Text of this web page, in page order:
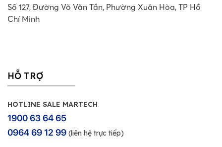
Số 127, Đường Võ Văn Tần, Phường Xuân Hòa, TP Hồ
Chí Minh
HỖ TRỢ
HOTLINE SALE MARTECH
1900 63 64 65
0964 69 12 99 (liên hệ trực tiếp)